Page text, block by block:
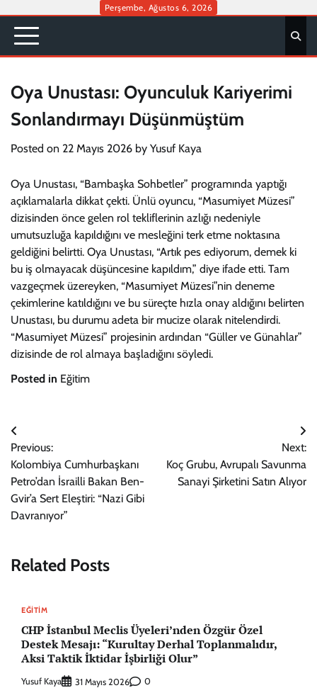
content
Perşembe, Ağustos 6, 2026
Oya Unustası: Oyunculuk Kariyerimi
Sonlandırmayı Düşünmüştüm
Posted on 22 Mayıs 2026 by Yusuf Kaya
Oya Unustası, “Bambaşka Sohbetler” programında yaptığı
açıklamalarla dikkat çekti. Ünlü oyuncu, “Masumiyet Müzesi”
dizisinden önce gelen rol tekliflerinin azlığı nedeniyle
umutsuzluğa kapıldığını ve mesleğini terk etme noktasına
geldiğini belirtti. Oya Unustası, “Artık pes ediyorum, demek ki
bu iş olmayacak düşüncesine kapıldım,” diye ifade etti. Tam
vazgeçmek üzereyken, “Masumiyet Müzesi”nin deneme
çekimlerine katıldığını ve bu süreçte hızla onay aldığını belirten
Unustası, bu durumu adeta bir mucize olarak nitelendirdi.
“Masumiyet Müzesi” projesinin ardından “Güller ve Günahlar”
dizisinde de rol almaya başladığını söyledi.
Posted in Eğitim
Yazı
gezinmesi
Previous:
Kolombiya Cumhurbaşkanı
Petro’dan İsrailli Bakan Ben-
Gvir’a Sert Eleştiri: “Nazi Gibi
Davranıyor”
Next:
Koç Grubu, Avrupalı Savunma
Sanayi Şirketini Satın Alıyor
Related Posts
EĞITIM
CHP İstanbul Meclis Üyeleri’nden Özgür Özel
Destek Mesajı: “Kurultay Derhal Toplanmalıdır,
Aksi Taktik İktidar İşbirliği Olur”
Yusuf Kaya 31 Mayıs 2026 0